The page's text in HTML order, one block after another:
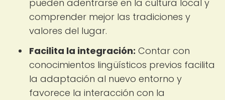
pueden adentrarse en la cultura local y
comprender mejor las tradiciones y
valores del lugar.
Facilita la integración: Contar con
conocimientos lingüísticos previos facilita
la adaptación al nuevo entorno y
favorece la interacción con la